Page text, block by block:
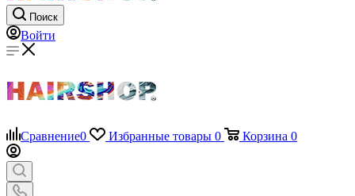
Поиск
Войти
Сравнение0 Избранные товары 0 Корзина 0